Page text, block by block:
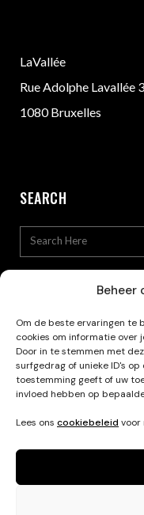
Beheer
Om de beste ervaringen te
cookies om informatie over
Door in te stemmen met
surfgedrag of unieke ID's op
toestemming geeft of uw
invloed hebben op
Lees ons cookiebeleid voor
LaVallée
Rue Adolphe Lavallée
1080 Bruxelles
SEARCH
Privacy Policy